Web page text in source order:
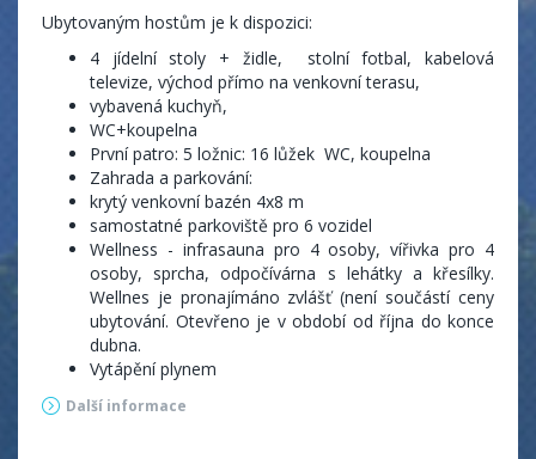
Ubytovaným hostům je k dispozici:
4 jídelní stoly + židle, stolní fotbal, kabelová
televize, východ přímo na venkovní terasu,
vybavená kuchyň,
WC+koupelna
První patro: 5 ložnic: 16 lůžek WC, koupelna
Zahrada a parkování:
krytý venkovní bazén 4x8 m
samostatné parkoviště pro 6 vozidel
Wellness - infrasauna pro 4 osoby, vířivka pro 4
osoby, sprcha, odpočívárna s lehátky a křesílky.
Wellnes je pronajímáno zvlášť (není součástí ceny
ubytování. Otevřeno je v období od října do konce
dubna.
Vytápění plynem
Další informace